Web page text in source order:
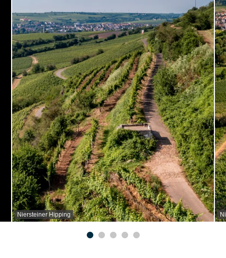
Niersteiner Hipping